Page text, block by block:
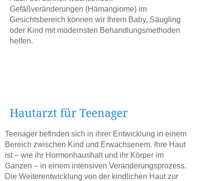
Gefäßveränderungen (Hämangiome) im
Gesichtsbereich können wir Ihrem Baby, Säugling
oder Kind mit modernsten Behandlungsmethoden
helfen.
Hautarzt für Teenager
Teenager befinden sich in ihrer Entwicklung in einem
Bereich zwischen Kind und Erwachsenem. Ihre Haut
ist – wie ihr Hormonhaushalt und ihr Körper im
Ganzen – in einem intensiven Veränderungsprozess.
Die Weiterentwicklung von der kindlichen Haut zur